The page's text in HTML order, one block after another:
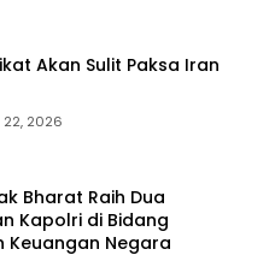
Akan Sulit Paksa Iran
22, 2026
Bharat Raih Dua
Kapolri di Bidang
Keuangan Negara